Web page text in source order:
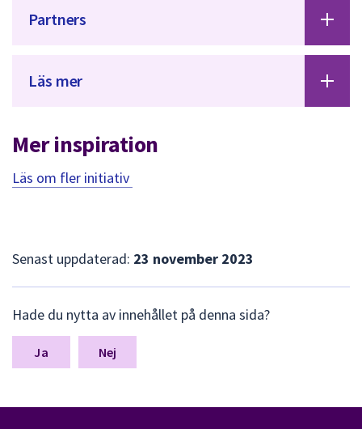
Partners
Läs mer
Mer inspiration
Läs om fler initiativ
Senast uppdaterad: 23 november 2023
ä
m
a
y
Hade du nytta av innehållet på denna sida?
Nej